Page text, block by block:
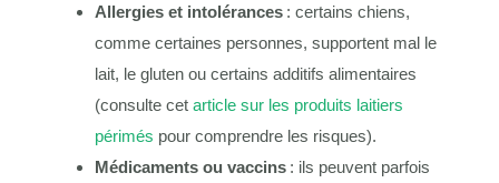
Allergies et intolérances : certains chiens,
comme certaines personnes, supportent mal le
lait, le gluten ou certains additifs alimentaires
(consulte cet article sur les produits laitiers
périmés pour comprendre les risques).
Médicaments ou vaccins : ils peuvent parfois